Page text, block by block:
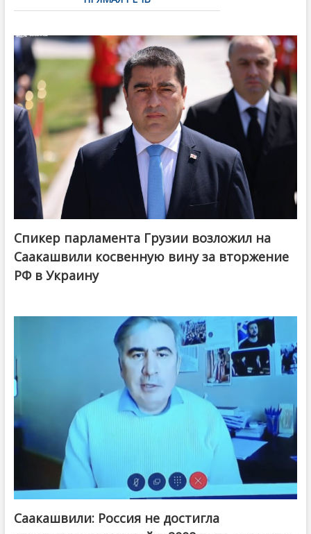
Спикер парламента Грузии возложил на
Саакашвили косвенную вину за вторжение
РФ в Украину
Саакашвили: Россия не достигла